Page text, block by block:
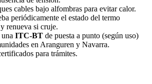
cables bajo alfombras para evitar calor.
periódicamente el estado del termo
renueva si cruje.
ITC-BT de puesta a punto (según uso)
en Aranguren y Navarra.
para trámites.